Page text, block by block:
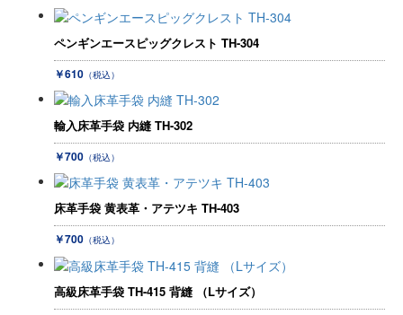
ペンギンエースピッグクレスト TH-304
￥610 （税込）
輸入床革手袋 内縫 TH-302
￥700 （税込）
床革手袋 黄表革・アテツキ TH-403
￥700 （税込）
高級床革手袋 TH-415 背縫 （Lサイズ）